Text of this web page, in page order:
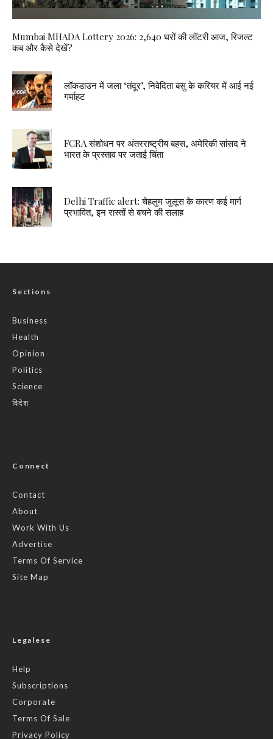
Mumbai MHADA Lottery 2026: 2,640 घरों की लॉटरी आज, रिजल्ट
कब और कैसे देखें?
लॉकडाउन में जला ‘तंदूर’, निवेदिता बसु के करियर में आई नई
गर्माहट
FCRA संशोधन पर अंतरराष्ट्रीय बहस, अमेरिकी सांसद ने
भारत के प्रस्ताव पर जताई चिंता
Delhi Traffic alert: चेहलुम जुलूस के कारण कई मार्ग
प्रभावित, इन रास्तों से बचने की सलाह
Sections
Business
Health
Opinion
Politics
Science
विदेश
Connect
Contact
About
Work With Us
Advertise
Terms Of Service
Site Map
Legalese
Help
Subscriptions
Corporate
Terms Of Sale
Privacy Policy